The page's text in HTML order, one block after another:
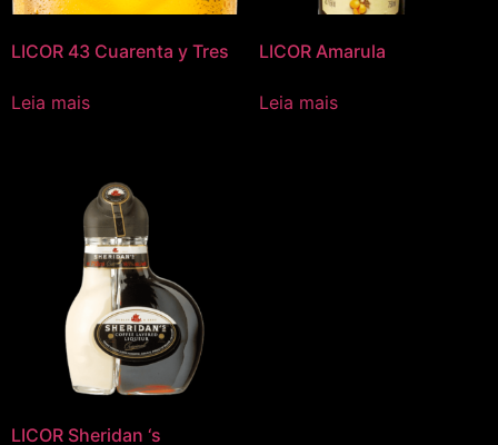
LICOR 43 Cuarenta y Tres
Leia mais
LICOR Amarula
Leia mais
LICOR Sheridan ‘s